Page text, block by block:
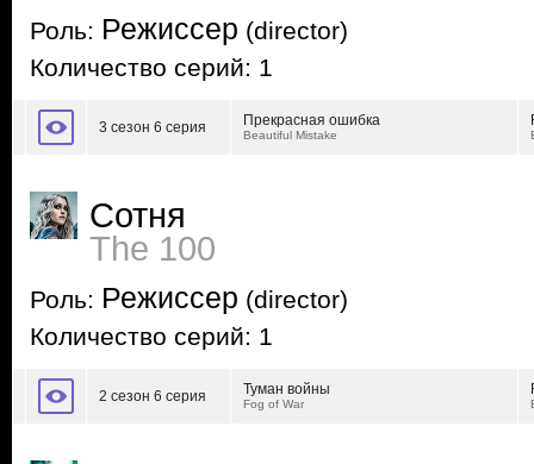
Роль: Режиссер (director)
Количество серий: 1
3 сезон 6 серия Прекрасная ошибка
Beautiful Mistake
Сотня
The 100
Роль: Режиссер (director)
Количество серий: 1
2 сезон 6 серия Туман войны
Fog of War